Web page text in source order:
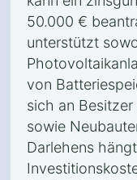
50.000 €
unterstützt
von
sich an
sowie
Darlehens